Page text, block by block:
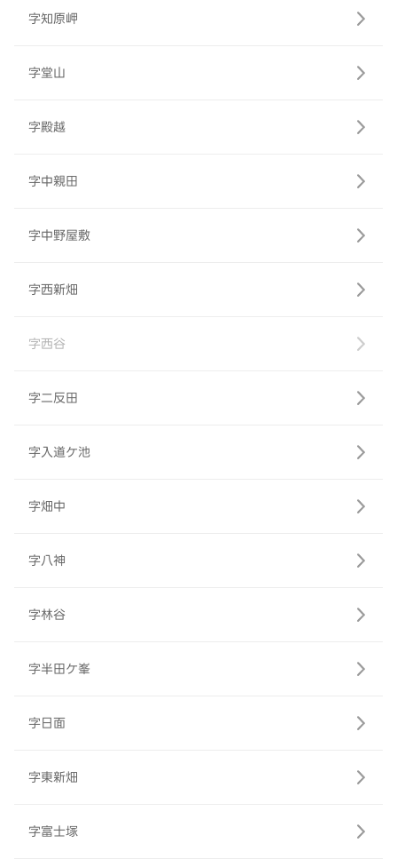
字知原岬
字堂山
字殿越
字中親田
字中野屋敷
字西新畑
字西谷
字二反田
字入道ケ池
字畑中
字八神
字林谷
字半田ケ峯
字日面
字東新畑
字富士塚